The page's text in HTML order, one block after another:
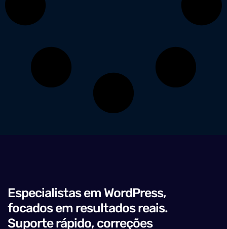
Especialistas em WordPress,
focados em resultados reais.
Suporte rápido, correções